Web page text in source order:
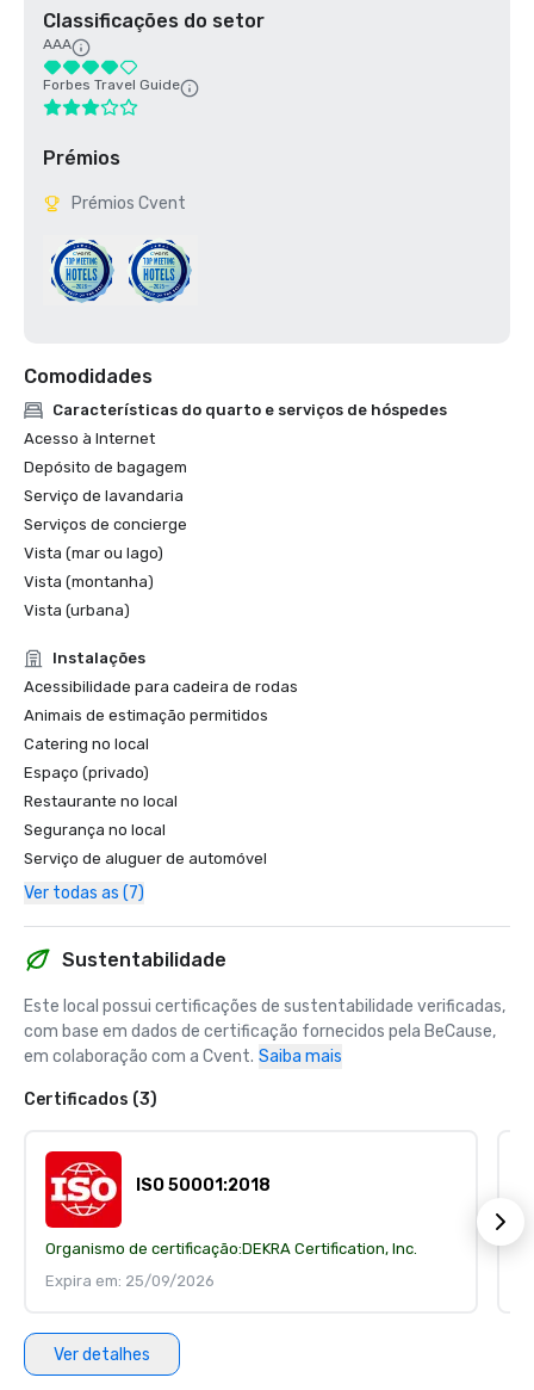
Classificações do setor
AAA
Forbes Travel Guide
Prémios
Prémios Cvent
Comodidades
Características do quarto e serviços de hóspedes
Acesso à Internet
Depósito de bagagem
Serviço de lavandaria
Serviços de concierge
Vista (mar ou lago)
Vista (montanha)
Vista (urbana)
Instalações
Acessibilidade para cadeira de rodas
Animais de estimação permitidos
Catering no local
Espaço (privado)
Restaurante no local
Segurança no local
Serviço de aluguer de automóvel
Ver todas as (7)
Sustentabilidade
Este local possui certificações de sustentabilidade verificadas,
com base em dados de certificação fornecidos pela BeCause,
em colaboração com a Cvent. Saiba mais
Certificados (3)
ISO 50001:2018
Organismo de certificação:DEKRA Certification, Inc.
Expira em: 25/09/2026
Ver detalhes